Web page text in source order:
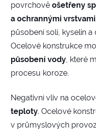
povrchově ošetřeny
a ochrannými vrstvami
působení solí, kyselin a
Ocelové konstrukce
působení vody, které
procesu koroze.
Negativní vliv na
teploty. Ocelové
v průmyslových